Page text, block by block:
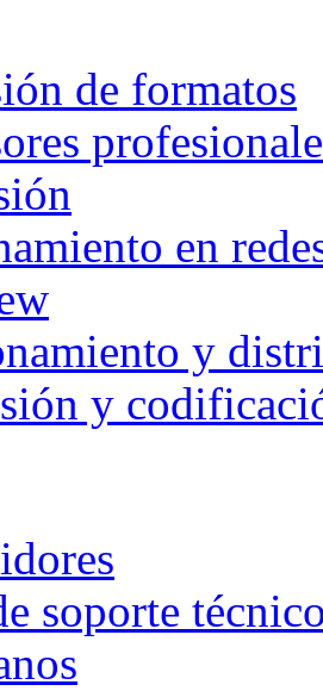
de formatos
en
y
y
soporte